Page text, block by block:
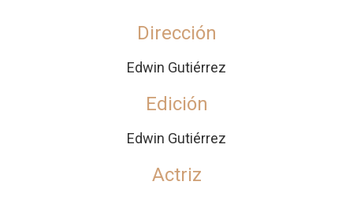
Dirección
Edwin Gutiérrez
Edición
Edwin Gutiérrez
Actriz